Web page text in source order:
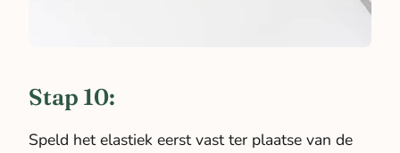
Stap 10:
Speld het elastiek eerst vast ter plaatse van de